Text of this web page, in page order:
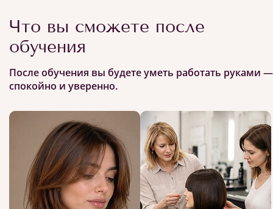
Что вы сможете после
обучения
После обучения вы будете уметь работать руками —
спокойно и уверенно.